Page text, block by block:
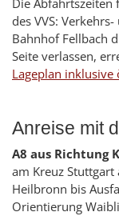
Die Abfahrtszeiten
des VVS:
Bahnhof Fellbach
Seite verlassen,
Lageplan
Anreise mit
A8 aus Richtung
am Kreuz
Heilbronn bis
Orientierung